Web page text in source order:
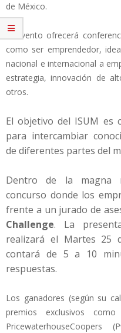
de México.
El evento ofrecerá
como ser emprendedor,
nacional e internacional a
estrategia, innovación de
otros.
El objetivo del ISUM es
para intercambiar
de diferentes partes del
Dentro de la magna
concurso donde los
frente a un jurado de
Challenge. La
realizará el Martes 25
contará de 5 a 10
respuestas.
Los ganadores (según su
premios exclusivos
PricewaterhouseCoopers